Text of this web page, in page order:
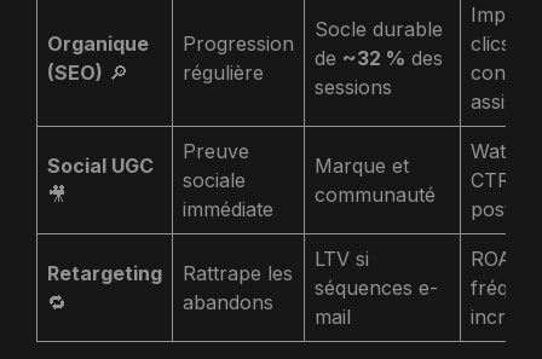
Organique
(SEO) 🔎
Progression
régulière
Socle durable
de ~32 % des
sessions
clics,
Social UGC
🎥
Preuve
sociale
immédiate
Marque et
communauté
Watch
CTR,
post-
Retargeting
🔁
Rattrape les
abandons
LTV si
séquences e-
mail
ROAS,